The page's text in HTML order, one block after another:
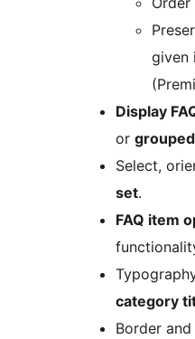
given
Display
or
Select,
set.
FAQ item
category
Border